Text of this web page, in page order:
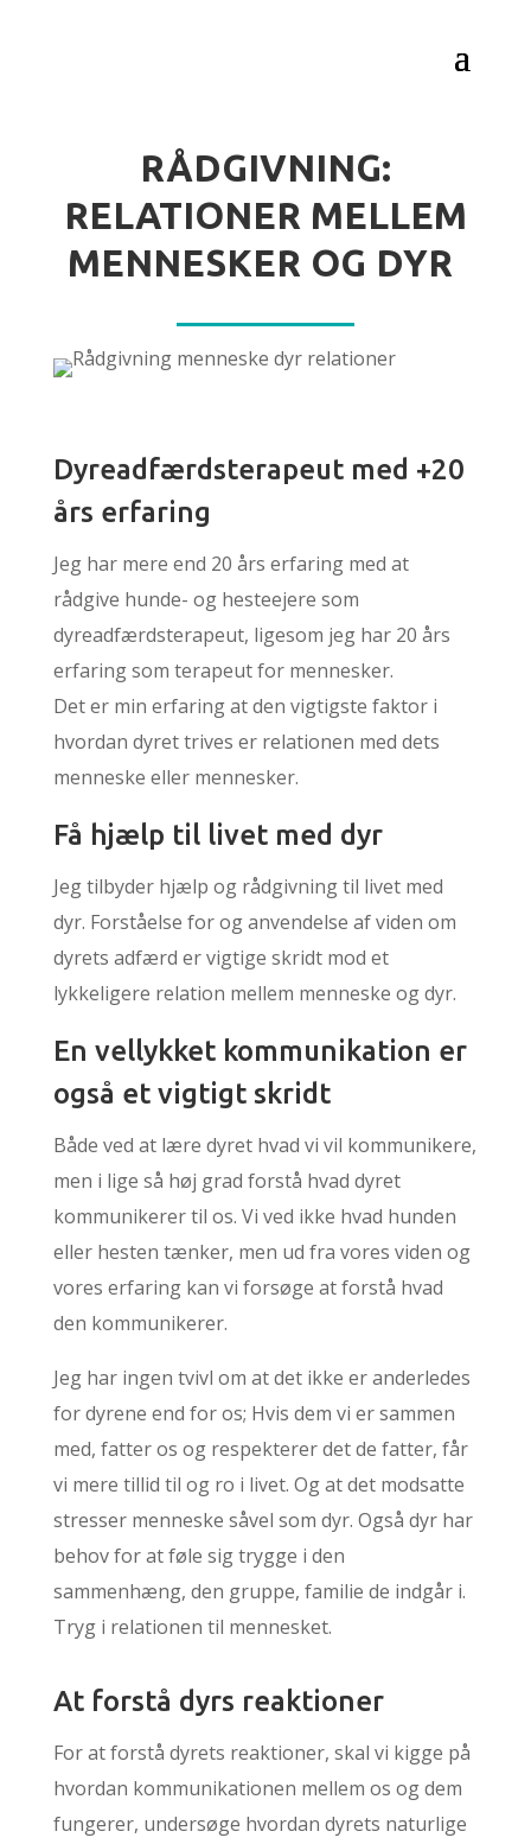
RÅDGIVNING:
RELATIONER MELLEM
MENNESKER OG DYR
Dyreadfærdsterapeut med +20
års erfaring
Jeg har mere end 20 års erfaring med at
rådgive hunde- og hesteejere som
dyreadfærdsterapeut, ligesom jeg har 20 års
erfaring som terapeut for mennesker.
Det er min erfaring at den vigtigste faktor i
hvordan dyret trives er relationen med dets
menneske eller mennesker.
Få hjælp til livet med dyr
Jeg tilbyder hjælp og rådgivning til livet med
dyr. Forståelse for og anvendelse af viden om
dyrets adfærd er vigtige skridt mod et
lykkeligere relation mellem menneske og dyr.
En vellykket kommunikation er
også et vigtigt skridt
Både ved at lære dyret hvad vi vil kommunikere,
men i lige så høj grad forstå hvad dyret
kommunikerer til os. Vi ved ikke hvad hunden
eller hesten tænker, men ud fra vores viden og
vores erfaring kan vi forsøge at forstå hvad
den kommunikerer.
Jeg har ingen tvivl om at det ikke er anderledes
for dyrene end for os; Hvis dem vi er sammen
med, fatter os og respekterer det de fatter, får
vi mere tillid til og ro i livet. Og at det modsatte
stresser menneske såvel som dyr. Også dyr har
behov for at føle sig trygge i den
sammenhæng, den gruppe, familie de indgår i.
Tryg i relationen til mennesket.
At forstå dyrs reaktioner
For at forstå dyrets reaktioner, skal vi kigge på
hvordan kommunikationen mellem os og dem
fungerer, undersøge hvordan dyrets naturlige